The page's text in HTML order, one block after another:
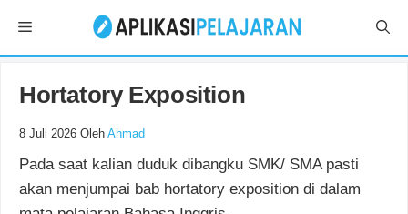
isi
Menu
Hortatory Exposition
8 Juli 2026 Oleh Ahmad
Pada saat kalian duduk dibangku SMK/ SMA pasti
akan menjumpai bab hortatory exposition di dalam